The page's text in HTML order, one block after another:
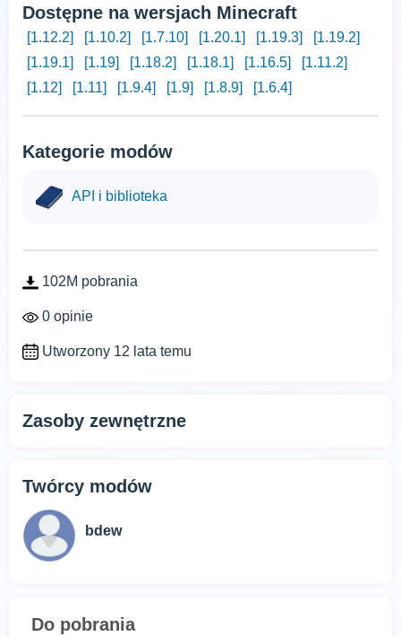
Dostępne na wersjach Minecraft
[1.12.2] [1.10.2] [1.7.10] [1.20.1] [1.19.3]
[1.19.2]
[1.19.1]
[1.19] [1.18.2] [1.18.1] [1.16.5]
[1.11.2]
[1.12]
[1.11] [1.9.4] [1.9] [1.8.9] [1.6.4]
Kategorie modów
API i biblioteka
102M pobrania
0 opinie
Utworzony 12 lata temu
Zasoby zewnętrzne
Twórcy modów
bdew
Do pobrania